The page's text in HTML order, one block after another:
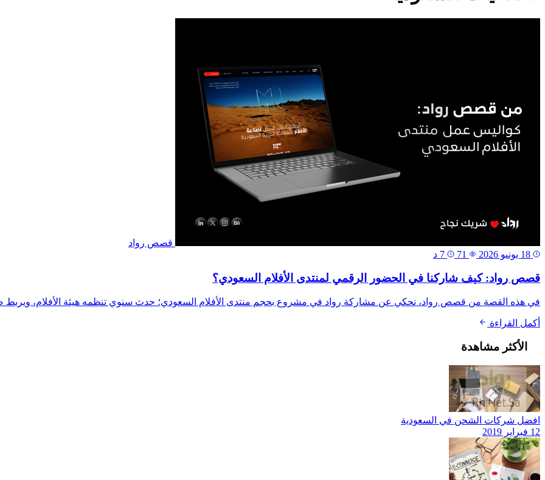
قصص رواد
قصص رواد: كيف شاركنا في الحضور الرقمي لمنتدى الأفلام السعودي؟
في هذه القصة من قصص رواد، نحكي عن مشاركة رواد في مشروع بحجم منتدى الأفلام السعودي؛ حدث سنوي تنظمه هيئة الأفلام، ويربط
أكمل القراءة
الأكثر مشاهدة
افضل شركات الشحن في السعودية
12 فبراير 2019